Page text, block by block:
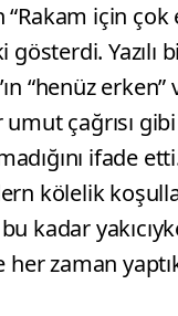
“Rakam için
Yazılı
“henüz
umut çağrısı
ifade
kölelik
kadar
zaman